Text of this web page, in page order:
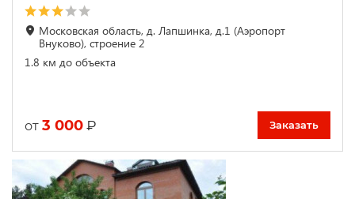
Московская область, д. Лапшинка, д.1 (Аэропорт
Внуково), строение 2
1.8 км до объекта
от 3 000 ₽ Заказать